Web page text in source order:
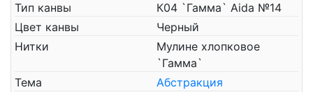
Тип канвы
К04 `Гамма` Aida №14
Цвет канвы
Черный
Нитки
Мулине хлопковое
`Гамма`
Тема
Абстракция